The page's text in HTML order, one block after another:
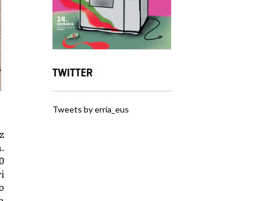
TWITTER
Tweets by erria_eus